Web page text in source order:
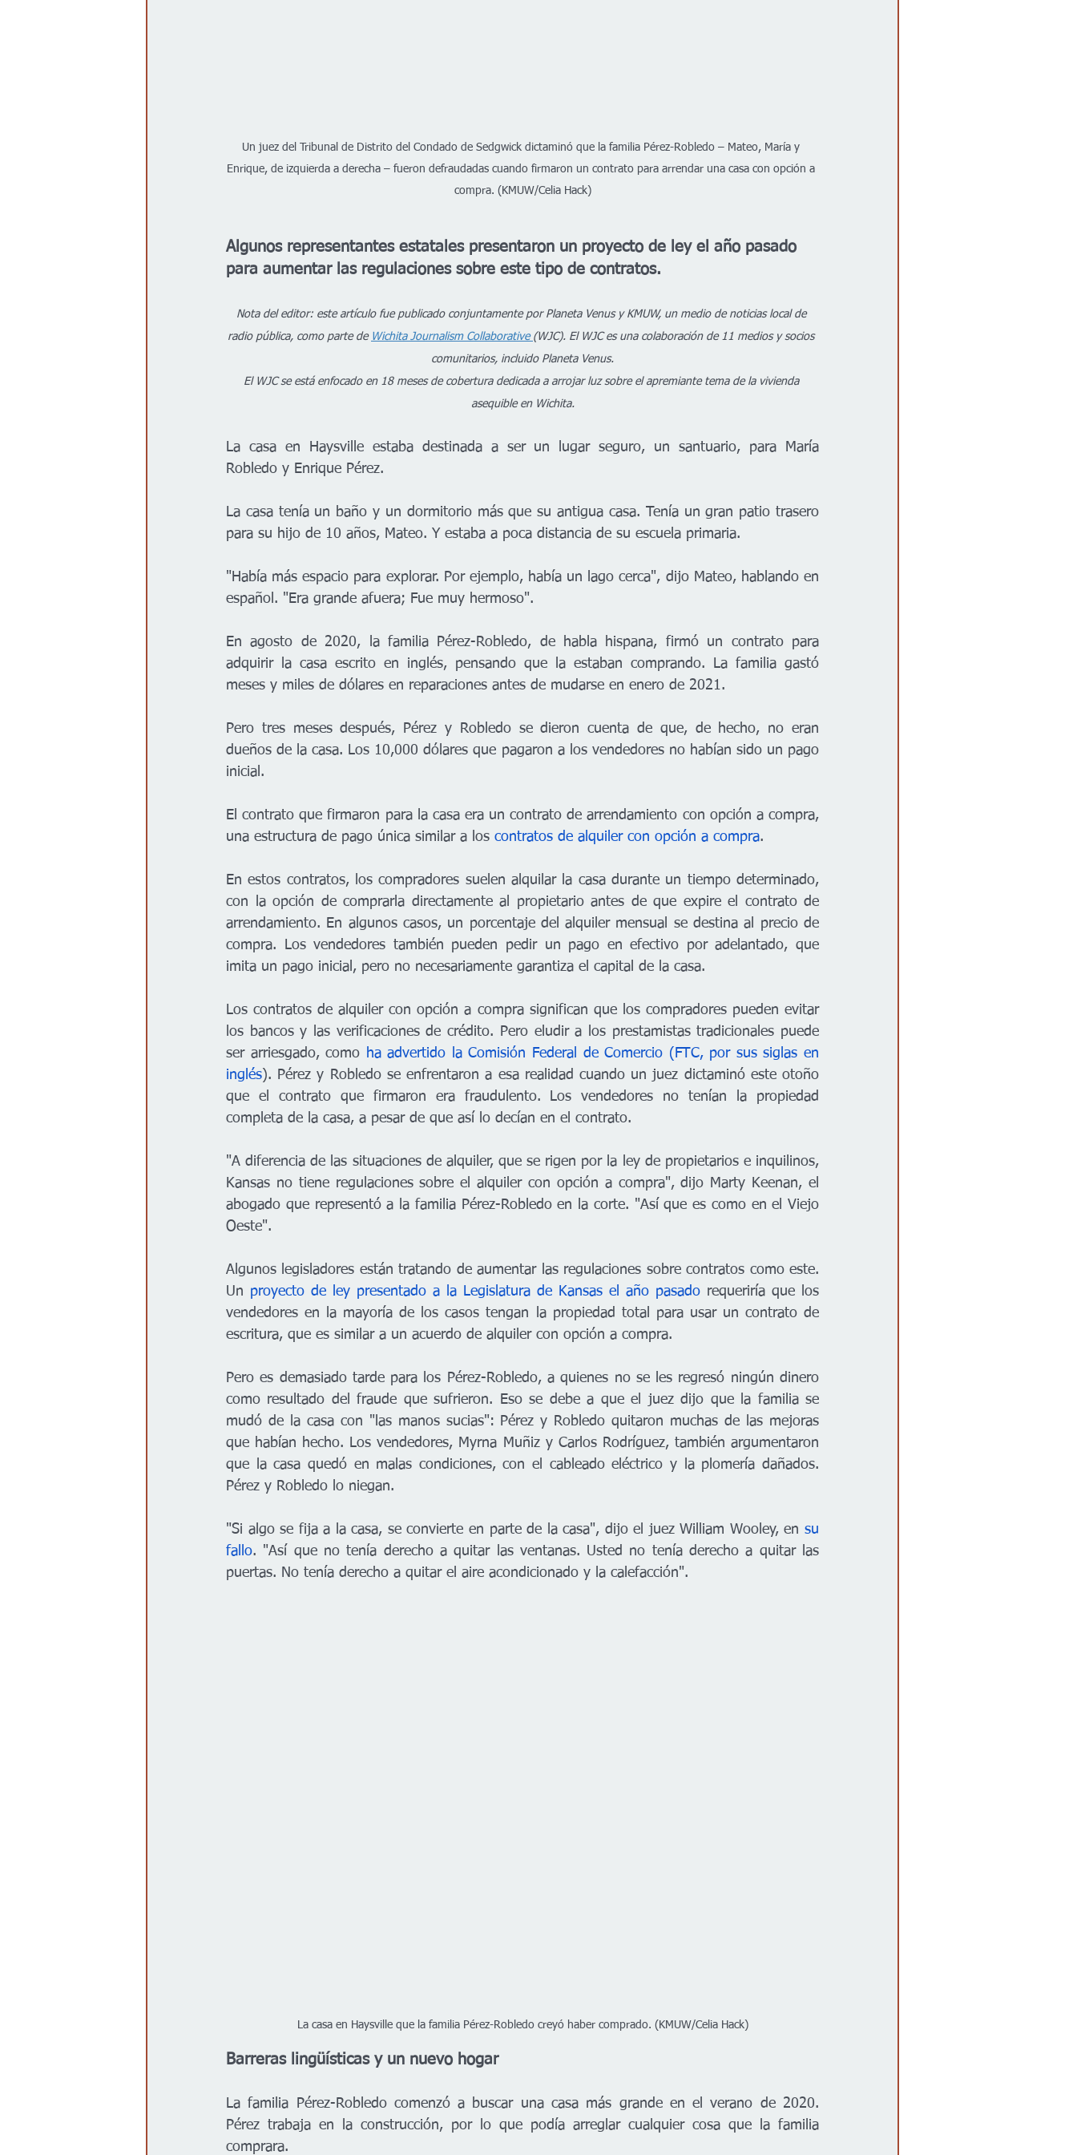
Un juez del Tribunal de Distrito del Condado de Sedgwick dictaminó que la familia Pérez-Robledo – Mateo, María y
Enrique, de izquierda a derecha – fueron defraudadas cuando firmaron un contrato para arrendar una casa con opción a
compra. (KMUW/Celia Hack)
Algunos representantes estatales presentaron un proyecto de ley el año pasado
para aumentar las regulaciones sobre este tipo de contratos.
Nota del editor: este artículo fue publicado conjuntamente por Planeta Venus y KMUW, un medio de noticias local de
radio pública, como parte de Wichita Journalism Collaborative (WJC). El WJC es una colaboración de 11 medios y socios
comunitarios, incluido Planeta Venus.
El WJC se está enfocado en 18 meses de cobertura dedicada a arrojar luz sobre el apremiante tema de la vivienda
asequible en Wichita.
La casa en Haysville estaba destinada a ser un lugar seguro, un santuario, para María
Robledo y Enrique Pérez.
La casa tenía un baño y un dormitorio más que su antigua casa. Tenía un gran patio trasero
para su hijo de 10 años, Mateo. Y estaba a poca distancia de su escuela primaria.
"Había más espacio para explorar. Por ejemplo, había un lago cerca", dijo Mateo, hablando en
español. "Era grande afuera; Fue muy hermoso".
En agosto de 2020, la familia Pérez-Robledo, de habla hispana, firmó un contrato para
adquirir la casa escrito en inglés, pensando que la estaban comprando. La familia gastó
meses y miles de dólares en reparaciones antes de mudarse en enero de 2021.
Pero tres meses después, Pérez y Robledo se dieron cuenta de que, de hecho, no eran
dueños de la casa. Los 10,000 dólares que pagaron a los vendedores no habían sido un pago
inicial.
El contrato que firmaron para la casa era un contrato de arrendamiento con opción a compra,
una estructura de pago única similar a los contratos de alquiler con opción a compra.
En estos contratos, los compradores suelen alquilar la casa durante un tiempo determinado,
con la opción de comprarla directamente al propietario antes de que expire el contrato de
arrendamiento. En algunos casos, un porcentaje del alquiler mensual se destina al precio de
compra. Los vendedores también pueden pedir un pago en efectivo por adelantado, que
imita un pago inicial, pero no necesariamente garantiza el capital de la casa.
Los contratos de alquiler con opción a compra significan que los compradores pueden evitar
los bancos y las verificaciones de crédito. Pero eludir a los prestamistas tradicionales puede
ser arriesgado, como ha advertido la Comisión Federal de Comercio (FTC, por sus siglas en
inglés). Pérez y Robledo se enfrentaron a esa realidad cuando un juez dictaminó este otoño
que el contrato que firmaron era fraudulento. Los vendedores no tenían la propiedad
completa de la casa, a pesar de que así lo decían en el contrato.
"A diferencia de las situaciones de alquiler, que se rigen por la ley de propietarios e inquilinos,
Kansas no tiene regulaciones sobre el alquiler con opción a compra", dijo Marty Keenan, el
abogado que representó a la familia Pérez-Robledo en la corte. "Así que es como en el Viejo
Oeste".
Algunos legisladores están tratando de aumentar las regulaciones sobre contratos como este.
Un proyecto de ley presentado a la Legislatura de Kansas el año pasado requeriría que los
vendedores en la mayoría de los casos tengan la propiedad total para usar un contrato de
escritura, que es similar a un acuerdo de alquiler con opción a compra.
Pero es demasiado tarde para los Pérez-Robledo, a quienes no se les regresó ningún dinero
como resultado del fraude que sufrieron. Eso se debe a que el juez dijo que la familia se
mudó de la casa con "las manos sucias": Pérez y Robledo quitaron muchas de las mejoras
que habían hecho. Los vendedores, Myrna Muñiz y Carlos Rodríguez, también argumentaron
que la casa quedó en malas condiciones, con el cableado eléctrico y la plomería dañados.
Pérez y Robledo lo niegan.
"Si algo se fija a la casa, se convierte en parte de la casa", dijo el juez William Wooley, en su
fallo. "Así que no tenía derecho a quitar las ventanas. Usted no tenía derecho a quitar las
puertas. No tenía derecho a quitar el aire acondicionado y la calefacción".
La casa en Haysville que la familia Pérez-Robledo creyó haber comprado. (KMUW/Celia Hack)
Barreras lingüísticas y un nuevo hogar
La familia Pérez-Robledo comenzó a buscar una casa más grande en el verano de 2020.
Pérez trabaja en la construcción, por lo que podía arreglar cualquier cosa que la familia
comprara.